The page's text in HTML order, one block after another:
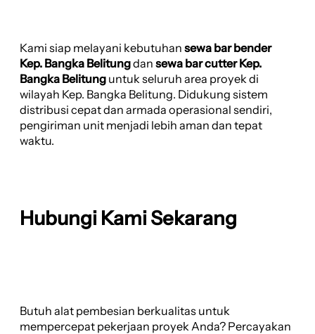
Kami siap melayani kebutuhan sewa bar bender
Kep. Bangka Belitungdan sewa bar cutter Kep.
Bangka Belitung untuk seluruh area proyek di
wilayah Kep. Bangka Belitung. Didukung sistem
distribusi cepat dan armada operasional sendiri,
pengiriman unit menjadi lebih aman dan tepat
waktu.
Hubungi Kami Sekarang
Butuh alat pembesian berkualitas untuk
mempercepat pekerjaan proyek Anda? Percayakan